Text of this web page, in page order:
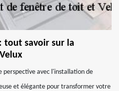
tout savoir sur la
perspective avec l'installation de
et élégante pour transformer votre